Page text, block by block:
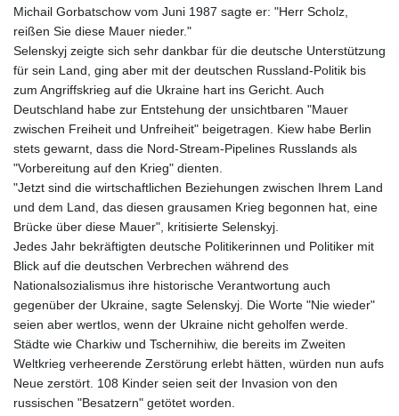
Michail Gorbatschow vom Juni 1987 sagte er: "Herr Scholz,
reißen Sie diese Mauer nieder."
Selenskyj zeigte sich sehr dankbar für die deutsche Unterstützung
für sein Land, ging aber mit der deutschen Russland-Politik bis
zum Angriffskrieg auf die Ukraine hart ins Gericht. Auch
Deutschland habe zur Entstehung der unsichtbaren "Mauer
zwischen Freiheit und Unfreiheit" beigetragen. Kiew habe Berlin
stets gewarnt, dass die Nord-Stream-Pipelines Russlands als
"Vorbereitung auf den Krieg" dienten.
"Jetzt sind die wirtschaftlichen Beziehungen zwischen Ihrem Land
und dem Land, das diesen grausamen Krieg begonnen hat, eine
Brücke über diese Mauer", kritisierte Selenskyj.
Jedes Jahr bekräftigten deutsche Politikerinnen und Politiker mit
Blick auf die deutschen Verbrechen während des
Nationalsozialismus ihre historische Verantwortung auch
gegenüber der Ukraine, sagte Selenskyj. Die Worte "Nie wieder"
seien aber wertlos, wenn der Ukraine nicht geholfen werde.
Städte wie Charkiw und Tschernihiw, die bereits im Zweiten
Weltkrieg verheerende Zerstörung erlebt hätten, würden nun aufs
Neue zerstört. 108 Kinder seien seit der Invasion von den
russischen "Besatzern" getötet worden.